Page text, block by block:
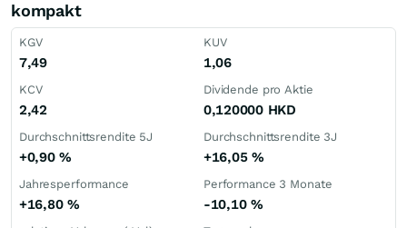
kompakt
KGV
7,49
KUV
1,06
KCV
2,42
Dividende pro Aktie
0,120000 HKD
Durchschnittsrendite 5J
+0,90%
Durchschnittsrendite 3J
+16,05 %
Jahresperformance
+16,80 %
Performance 3 Monate
-10,10 %